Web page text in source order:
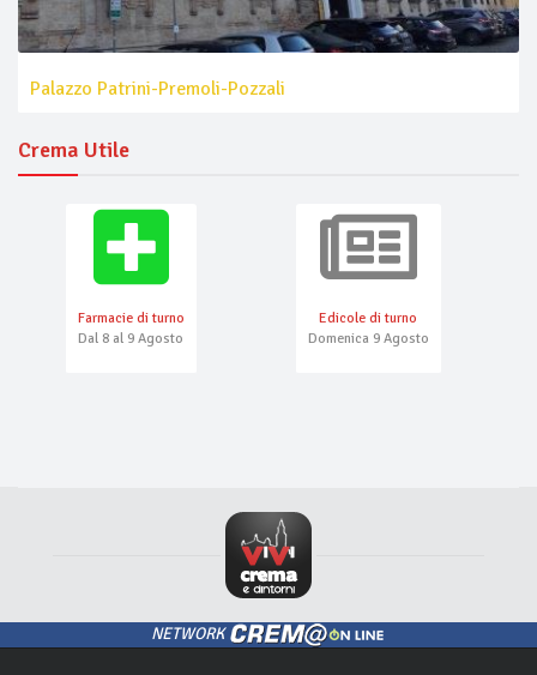
Palazzo Patrini-Premoli-Pozzali
Crema Utile
Farmacie di turno
Dal 8 al 9 Agosto
Edicole di turno
Domenica 9 Agosto
NETWORK